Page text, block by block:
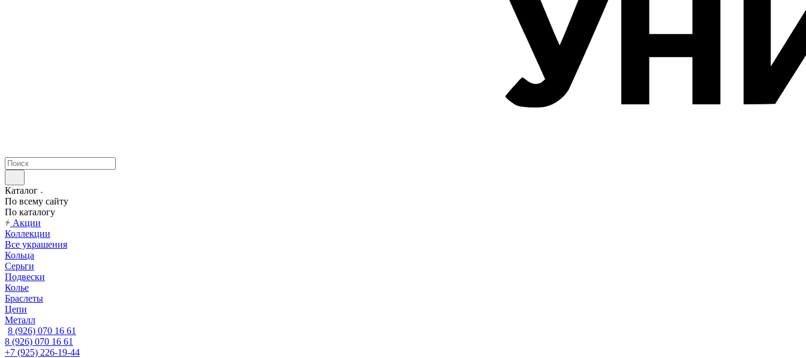
Каталог
По всему сайту
По каталогу
Акции
Коллекции
Все украшения
Кольца
Серьги
Подвески
Колье
Браслеты
Цепи
Металл
8 (926) 070 16 61
8 (926) 070 16 61
+7 (925) 226-19-44